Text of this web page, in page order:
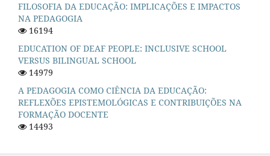
FILOSOFIA DA EDUCAÇÃO: IMPLICAÇÕES E IMPACTOS
NA PEDAGOGIA
16194
EDUCATION OF DEAF PEOPLE: INCLUSIVE SCHOOL
VERSUS BILINGUAL SCHOOL
14979
A PEDAGOGIA COMO CIÊNCIA DA EDUCAÇÃO:
REFLEXÕES EPISTEMOLÓGICAS E CONTRIBUIÇÕES NA
FORMAÇÃO DOCENTE
14493